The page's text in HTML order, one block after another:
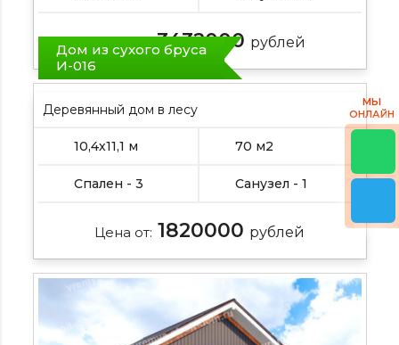
3432000 рублей
Дом из сухого бруса
И-016
Деревянный дом в лесу
10,4х11,1 м 70 м2
Спален - 3 Санузел - 1
Цена от: 1820000 рублей
МЫ
ОНЛАЙН